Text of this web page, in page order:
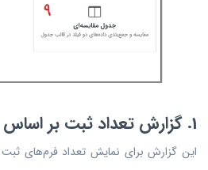
1. گزارش تعداد ثبت بر اساس فیلد
این گزارش برای نمایش تعداد فرم‌های